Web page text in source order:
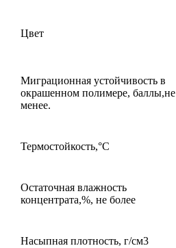
Цвет
Миграционная устойчивость в
окрашенном полимере, баллы,не
менее.
Термостойкость,°С
Остаточная влажность
концентрата,%, не более
Насыпная плотность, г/см3